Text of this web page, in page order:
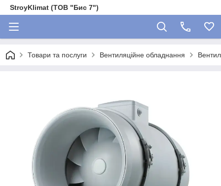
StroyKlimat (ТОВ "Бис 7")
Товари та послуги Вентиляційне обладнання